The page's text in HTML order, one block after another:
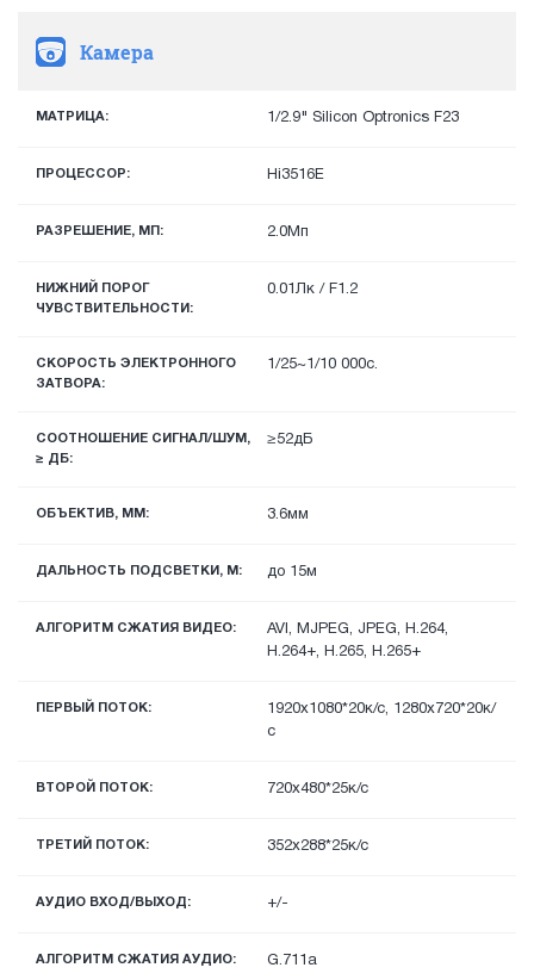
Камера
МАТРИЦА: 1/2.9" Silicon Optronics F23
ПРОЦЕССОР: Hi3516E
РАЗРЕШЕНИЕ, МП: 2.0Мп
НИЖНИЙ ПОРОГ
ЧУВСТВИТЕЛЬНОСТИ:
0.01Лк / F1.2
СКОРОСТЬ ЭЛЕКТРОННОГО
ЗАТВОРА:
1/25~1/10 000с.
СООТНОШЕНИЕ СИГНАЛ/ШУМ,
≥ ДБ:
≥52дБ
ОБЪЕКТИВ, ММ: 3.6мм
ДАЛЬНОСТЬ ПОДСВЕТКИ, М: до 15м
АЛГОРИТМ СЖАТИЯ ВИДЕО:
AVI, MJPEG, JPEG, H.264,
H.264+, H.265, H.265+
ПЕРВЫЙ ПОТОК:
1920х1080*20к/с, 1280х720*20к/
с
ВТОРОЙ ПОТОК: 720x480*25к/с
ТРЕТИЙ ПОТОК: 352х288*25к/с
АУДИО ВХОД/ВЫХОД: +/-
АЛГОРИТМ СЖАТИЯ АУДИО: G.711a